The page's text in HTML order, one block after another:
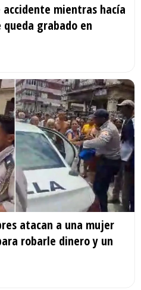
mientras hacía
grabado en
atacan a una mujer
robarle dinero y un